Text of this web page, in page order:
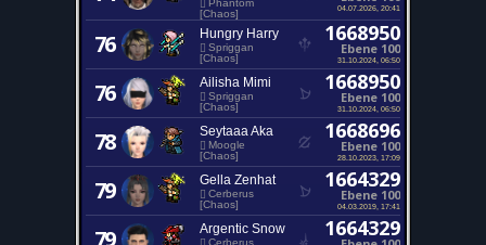
Phantom
[Chaos]
04.07.2026, 20:41
76 Hungry Harry
Spriggan
[Chaos]
1668950
Ebene 100
31.10.2024, 06:50
76 Ailisha Mimi
Spriggan
[Chaos]
1668950
Ebene 100
31.10.2024, 06:50
78 Seytaaa Aka
Moogle
[Chaos]
1668696
Ebene 100
28.10.2023, 17:09
79 Gella Zenhat
Cerberus
[Chaos]
1664329
Ebene 100
04.03.2019, 17:41
Argentic Snow
Cerberus
1664329